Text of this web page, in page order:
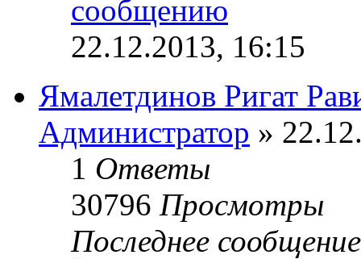
22.12.2013, 16:15
Ямалетдинов Ригат
Администратор »
1 Ответы
30796 Просмотры
Последнее